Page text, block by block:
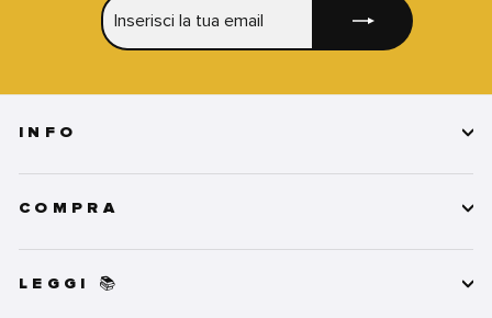
LA
INFO
COMPRA
LEGGI 📚